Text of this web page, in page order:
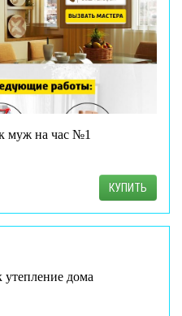
муж на час №1
КУПИТЬ
дома